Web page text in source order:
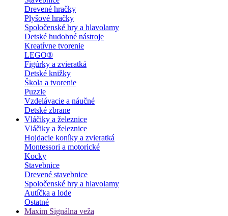
Drevené hračky
Plyšové hračky
Spoločenské hry a hlavolamy
Detské hudobné nástroje
Kreatívne tvorenie
LEGO®
Figúrky a zvieratká
Detské knižky
Škola a tvorenie
Puzzle
Vzdelávacie a náučné
Detské zbrane
Vláčiky a železnice
Vláčiky a železnice
Hojdacie koníky a zvieratká
Montessori a motorické
Kocky
Stavebnice
Drevené stavebnice
Spoločenské hry a hlavolamy
Autíčka a lode
Ostatné
Maxim Signálna veža